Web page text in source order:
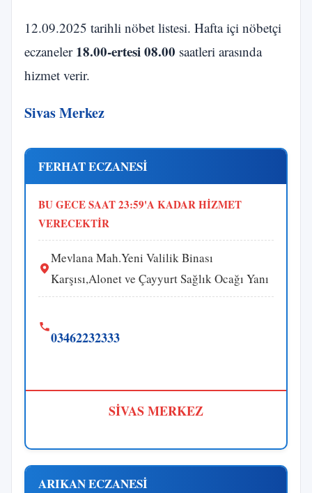
12.09.2025 tarihli nöbet listesi. Hafta içi nöbetçi
eczaneler 18.00-ertesi 08.00 saatleri arasında
hizmet verir.
Sivas Merkez
FERHAT ECZANESİ
BU GECE SAAT 23:59'A KADAR HİZMET
VERECEKTİR
Mevlana Mah.Yeni Valilik Binası
Karşısı,Alonet ve Çayyurt Sağlık Ocağı Yanı
03462232333
SİVAS MERKEZ
ARIKAN ECZANESİ